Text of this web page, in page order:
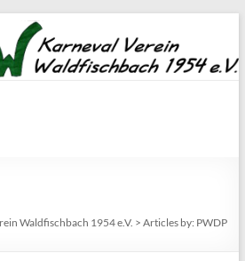
Waldfischbach 1954 e.V. >Articles by: PWDP